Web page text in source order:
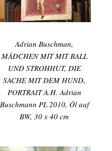
Adrian Buschman,
MÄDCHEN MIT MIT BALL
UND STROHHUT, DIE
SACHE MIT DEM HUND,
PORTRAIT A.H. Adrian
Buschmann PL 2010, Öl auf
BW, 30 x 40 cm